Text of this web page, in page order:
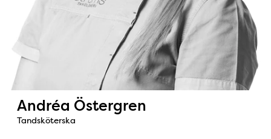
Andréa Östergren
Tandsköterska